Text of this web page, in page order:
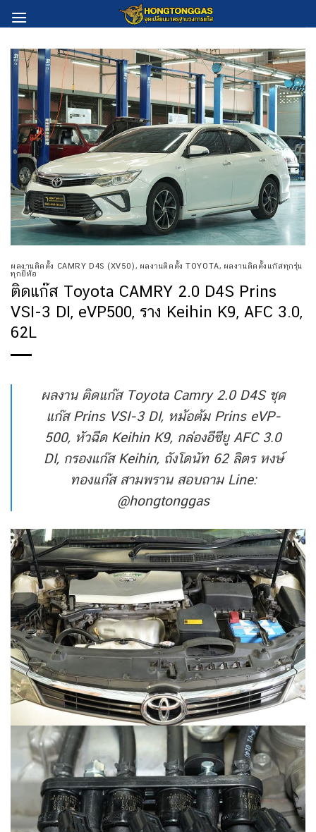
to
ผลงานติดตั้ง CAMRY D4S (XV50) , ผลงานติดตั้ง TOYOTA, ผลงานติดตั้งแก๊สทุกรุ่น
ทุกยี่ห้อ
ติดแก๊ส Toyota CAMRY 2.0 D4S Prins
VSI-3 DI, eVP500, ราง Keihin K9, AFC 3.0,
62L
ผลงาน ติดแก๊ส Toyota Camry 2.0 D4S ชุด
แก๊ส Prins VSI-3 DI, หม้อต้ม Prins eVP-
500, หัวฉีด Keihin K9, กล่องอีซียู AFC 3.0
DI, กรองแก๊ส Keihin, ถังโดนัท 62 ลิตร หงษ์
ทองแก๊ส สามพราน สอบถาม Line:
@hongtonggas